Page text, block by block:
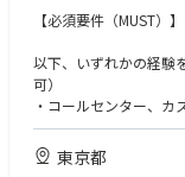
・「表面的な課題へ
因を特定し排除する
・外部ベンダーのキー
レーション構築および
n1等を通じた内発的動
【必須要件（MUST）】
以下、いずれかの経験
可）
・コールセンター、カ
ーション部門における
験。
・サービス業（飲食、
東京都